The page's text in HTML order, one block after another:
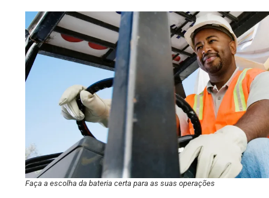
Faça a escolha da bateria certa para as suas operações